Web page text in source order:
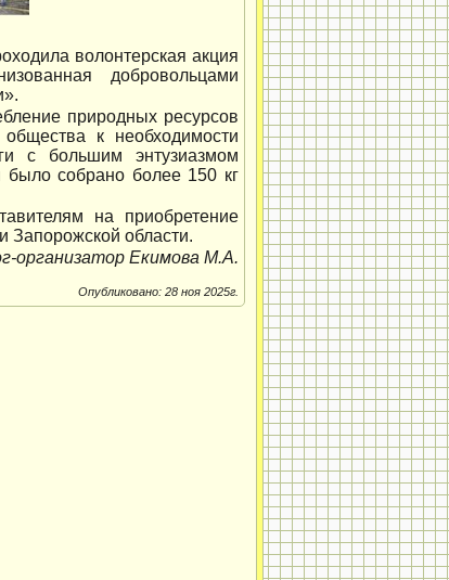
волонтерская акция
добровольцами
природных ресурсов
к необходимости
с большим энтузиазмом
собрано более 150 кг
на приобретение
области.
организатор Екимова М.А.
Опубликовано: 28 ноя 2025г.